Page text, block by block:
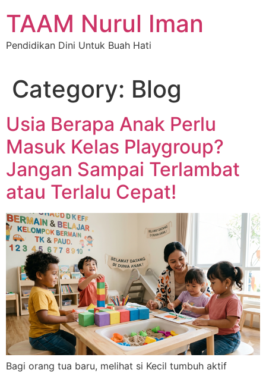
to
content
TAAM Nurul Iman
Pendidikan Dini Untuk Buah Hati
Category: Blog
Usia Berapa Anak Perlu
Masuk Kelas Playgroup?
Jangan Sampai Terlambat
atau Terlalu Cepat!
Bagi orang tua baru, melihat si Kecil tumbuh aktif